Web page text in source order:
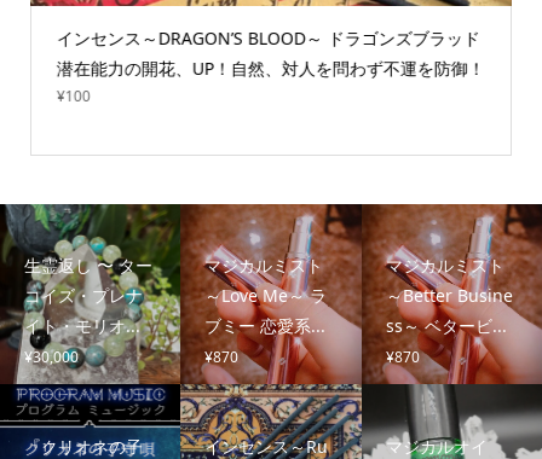
インセンス～DRAGON’S BLOOD～ ドラゴンズブラッド
潜在能力の開花、UP！自然、対人を問わず不運を防御！
¥100
生霊返し 〜 ター
コイズ・プレナ
イト・モリオ...
¥30,000
マジカルミスト
～Love Me～ ラ
ブミー 恋愛系...
¥870
マジカルミスト
～Better Busine
ss～ ベタービ...
¥870
『クリオネの子
インセンス～Ru
マジカルオイ